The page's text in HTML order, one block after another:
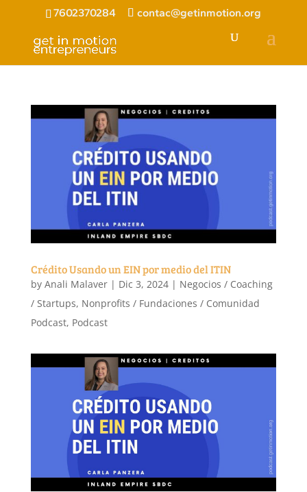
7602370284 contac@getinmotion.org
Crédito Usando un EIN por medio del ITIN
by Anali Malaver| Dic 3, 2024| Negocios / Coaching
/ Startups, Nonprofits / Fundaciones / Comunidad
Podcast, Podcast